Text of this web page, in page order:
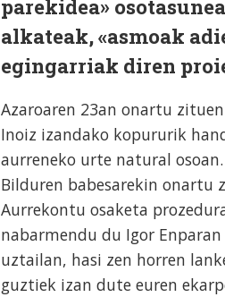
parekidea»
alkateak, «asmoak
egingarriak diren
Azaroaren 23an onartu
Inoiz izandako kopururik
aurreneko urte natural
Bilduren babesarekin onartu
Aurrekontu osaketa
nabarmendu du Igor
uztailan, hasi zen horren
guztiek izan dute euren